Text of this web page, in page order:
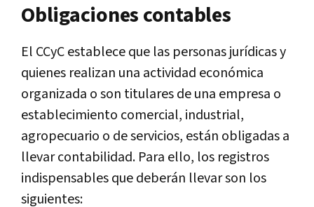
Obligaciones contables
El CCyC establece que las personas jurídicas y
quienes realizan una actividad económica
organizada o son titulares de una empresa o
establecimiento comercial, industrial,
agropecuario o de servicios, están obligadas a
llevar contabilidad. Para ello, los registros
indispensables que deberán llevar son los
siguientes: